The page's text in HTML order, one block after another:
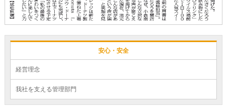
安心・安全
経営理念
我社を支える管理部門